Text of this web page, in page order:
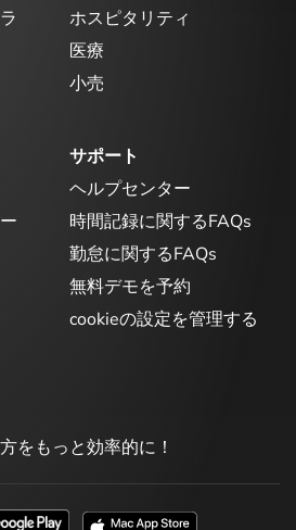
ホスピタリティ
医療
小売
サポート
ヘルプセンター
時間記録に関するFAQs
勤怠に関するFAQs
無料デモを予約
cookieの設定を管理する
をもっと効率的に！